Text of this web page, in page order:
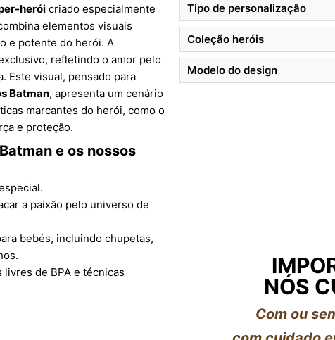
herói criado especialmente
elementos visuais
e potente do herói. A
refletindo o amor pelo
Este visual, pensado para
Batman, apresenta um cenário
marcantes do herói, como o
e proteção.
e os nossos
a paixão pelo universo de
bebés, incluindo chupetas,
de BPA e técnicas
Tipo de personalização
Coleção heróis
Modelo do design
NÓS
Com ou